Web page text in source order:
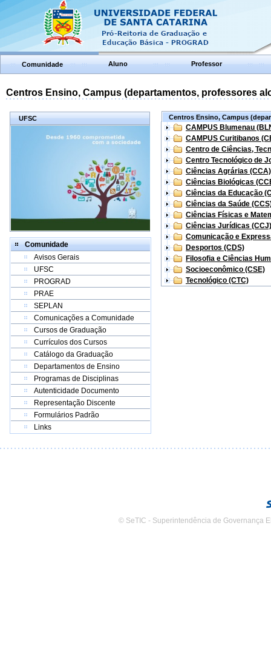
Comunidade Aluno Professor
Centros Ensino, Campus (departamentos, professores
UFSC
Comunidade
Avisos Gerais
UFSC
PROGRAD
PRAE
SEPLAN
Comunicações a Comunidade
Cursos de Graduação
Currículos dos Cursos
Catálogo da Graduação
Departamentos de Ensino
Programas de Disciplinas
Autenticidade Documento
Representação Discente
Formulários Padrão
Links
Centros Ensino, Campus
CAMPUS Blumenau
CAMPUS Curitibanos
Centro de Ciências,
Centro Tecnológico de
Ciências Agrárias (CCA)
Ciências Biológicas
Ciências da Educação
Ciências da Saúde
Ciências Físicas e
Ciências Jurídicas (CCJ)
Comunicação e
Desportos (CDS)
Filosofia e Ciências
Socioeconômico (CSE)
Tecnológico (CTC)
© SeTIC - Superintendência de Governança